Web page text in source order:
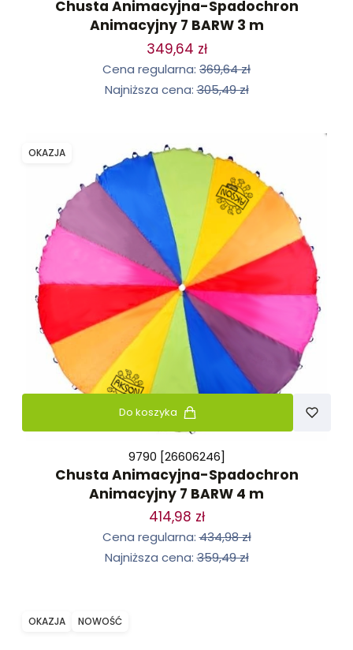
Chusta Animacyjna-Spadochron
Animacyjny 7 BARW 3 m
349,64 zł
Cena regularna: 369,64 zł
Najniższa cena: 305,49 zł
OKAZJA
Do koszyka
9790 [26606246]
Chusta Animacyjna-Spadochron
Animacyjny 7 BARW 4 m
414,98 zł
Cena regularna: 434,98 zł
Najniższa cena: 359,49 zł
OKAZJA NOWOŚĆ